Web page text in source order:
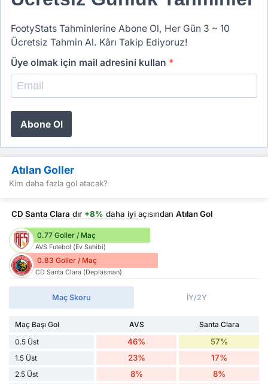
FootyStats Tahminlerine Abone Ol, Her Gün 3 ~ 10
Ücretsiz Tahmin Al. Kârı Takip Ediyoruz!
Üye olmak için mail adresini kullan *
Abone Ol
Atılan Goller
Kim daha fazla gol atacak?
CD Santa Clara dır +8% daha iyi açısından Atılan Gol
0.77 Goller / Maç
AVS Futebol (Ev Sahibi)
0.83 Goller / Maç
CD Santa Clara (Deplasman)
Maç Skoru İY/2Y
Maç Başı Gol AVS
Santa Clara
0.5 Üst
46% 57%
1.5 Üst 23% 17%
2.5 Üst 8% 8%